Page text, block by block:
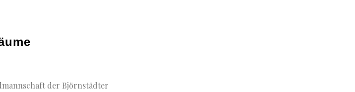
der Björnstädter